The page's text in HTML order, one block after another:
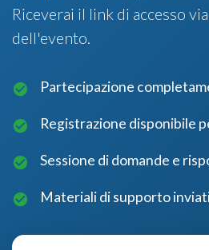
Riceverai il link di accesso
dell'evento.
Partecipazione
Registrazione disponibile
Sessione di domande e
Materiali di supporto